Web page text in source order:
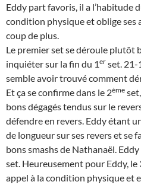
Eddy part favoris, il a l’habitude
condition physique et oblige ses
coup de plus.
Le premier set se déroule plutôt
inquiéter sur la fin du 1er set. 21-
semble avoir trouvé comment
Et ça se confirme dans le 2ème
bons dégagés tendus sur le
défendre en revers. Eddy étant
de longueur sur ses revers et se
bons smashs de Nathanaël.
set. Heureusement pour Eddy, le
appel à la condition physique et